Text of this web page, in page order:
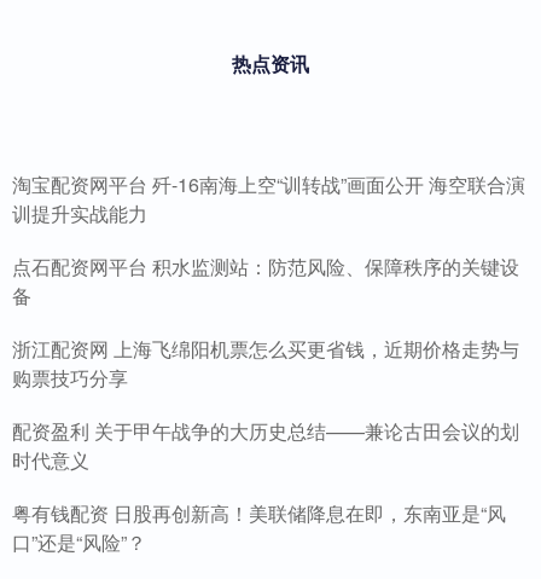
热点资讯
淘宝配资网平台 歼-16南海上空“训转战”画面公开 海空联合演
训提升实战能力
点石配资网平台 积水监测站：防范风险、保障秩序的关键设
备
浙江配资网 上海飞绵阳机票怎么买更省钱，近期价格走势与
购票技巧分享
配资盈利 关于甲午战争的大历史总结——兼论古田会议的划
时代意义
粤有钱配资 日股再创新高！美联储降息在即，东南亚是“风
口”还是“风险”？